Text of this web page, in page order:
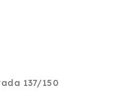
137/150